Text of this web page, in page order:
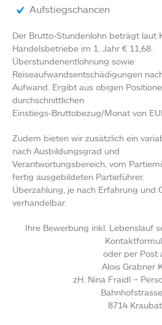
Aufstiegschancen
Der Brutto-Stundenlohn beträgt laut
Handelsbetriebe im 1. Jahr € 11,68.
Überstundenentlohnung sowie
Reiseaufwandsentschädigungen
Aufwand. Ergibt aus obigen
durchschnittlichen
Einstiegs-Bruttobezug/Monat von
Zudem bieten wir zusätzlich ein
nach Ausbildungsgrad und
Verantwortungsbereich, vom
fertig ausgebildeten Partieführer.
Überzahlung, je nach Erfahrung und
verhandelbar.
Ihre Bewerbung inkl. Lebenslauf
oder per Post
Alois Grabner
zH. Nina Fraidl –
8714